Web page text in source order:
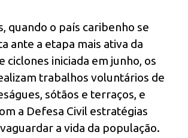
quando o país caribenho se
ante a etapa mais ativa da
ciclones iniciada em junho, os
trabalhos voluntários de
sótãos e terraços, e
a Defesa Civil estratégias
a vida da população.